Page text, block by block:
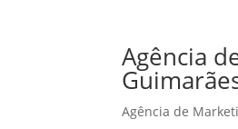
Agência
Agência de